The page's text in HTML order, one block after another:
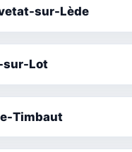
sur-Lède
Lot
Timbaut